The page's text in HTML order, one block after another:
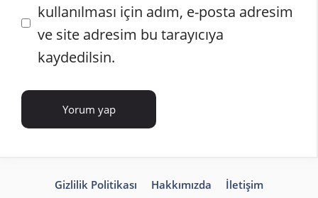
sitesi
kullanılması için adım, e-posta adresim
ve site adresim bu tarayıcıya
kaydedilsin.
Gizlilik Politikası Hakkımızda İletişim